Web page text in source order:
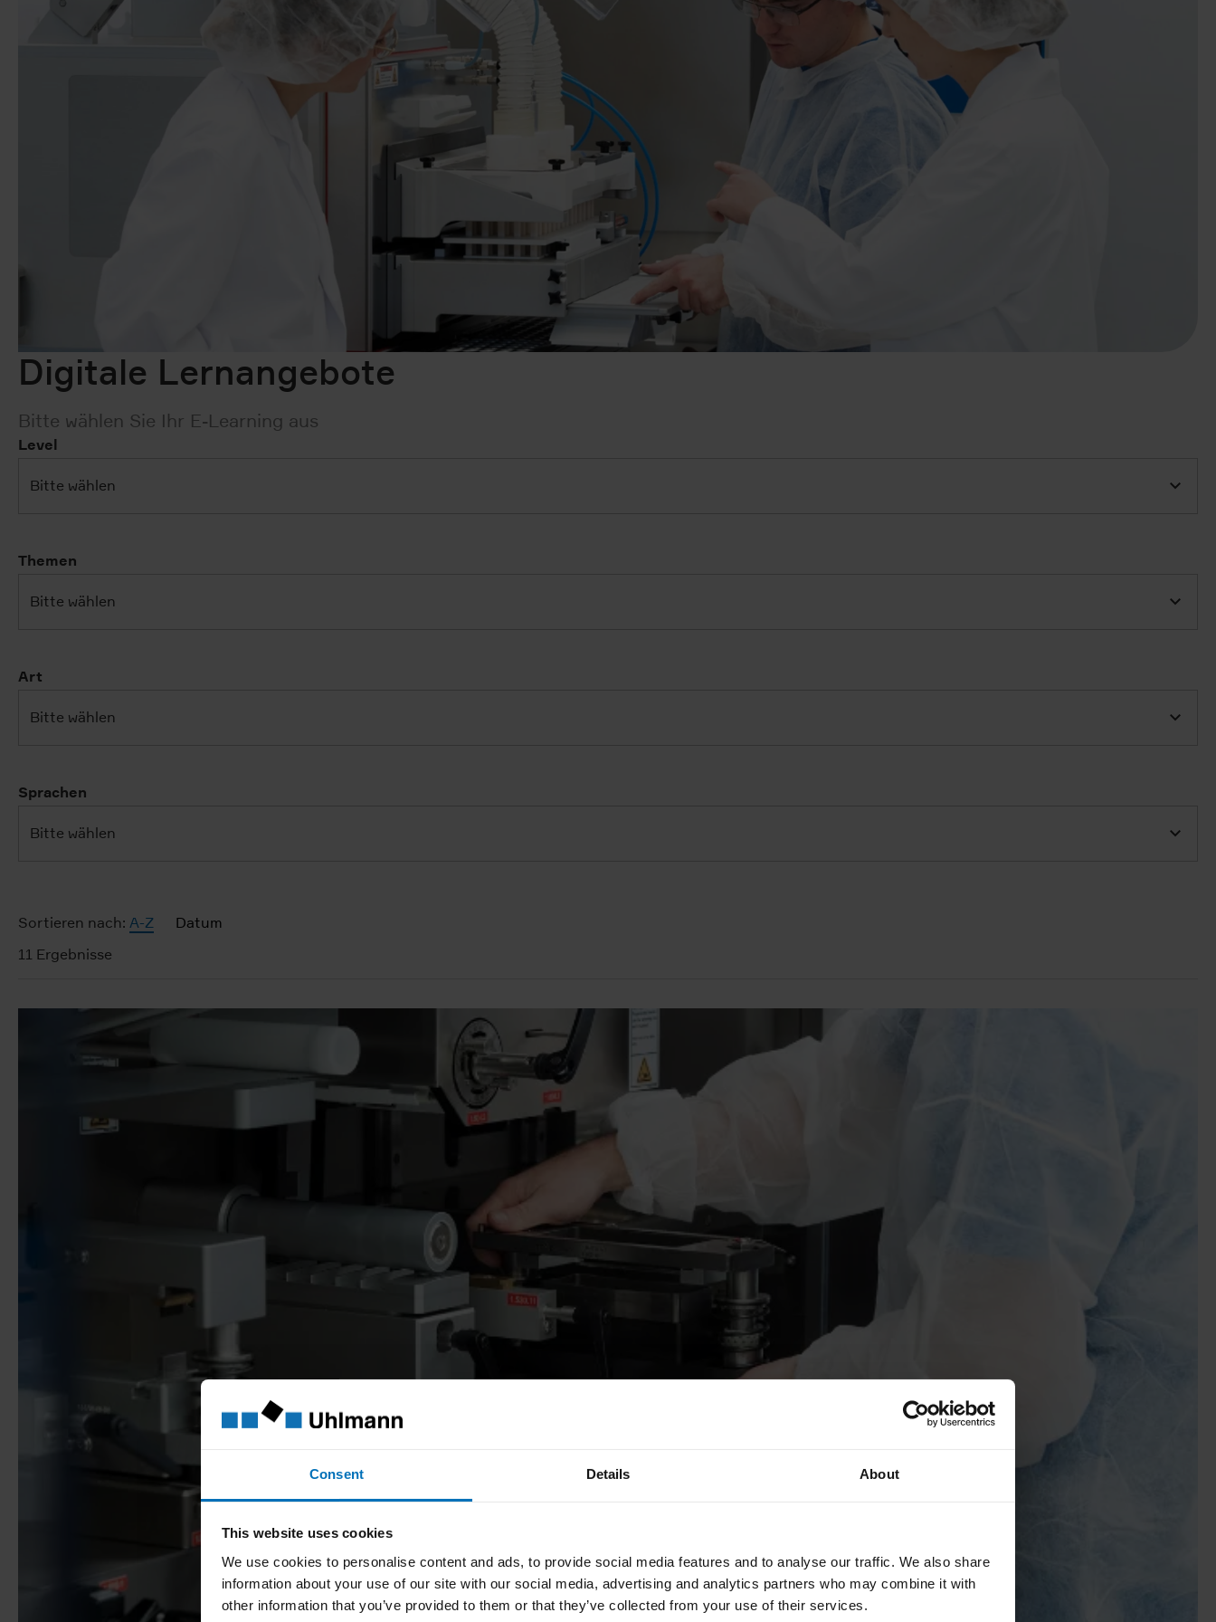
Consent Details About
This website uses cookies
We use cookies to personalise content and ads, to provide social media features and to analyse our traffic. We also share
information about your use of our site with our social media, advertising and analytics partners who may combine it with
other information that you’ve provided to them or that they’ve collected from your use of their services.
Digitale Lernangebote
Bitte wählen Sie Ihr E-Learning aus
Level
Bitte wählen
Themen
Bitte wählen
Art
Bitte wählen
Sprachen
Bitte wählen
Sortieren nach: A-Z
Datum
11 Ergebnisse